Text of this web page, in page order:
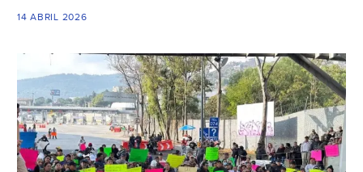
Córdova)
14 ABRIL 2026